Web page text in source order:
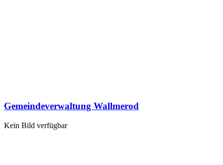
Gemeindeverwaltung Wallmerod
Kein Bild verfügbar